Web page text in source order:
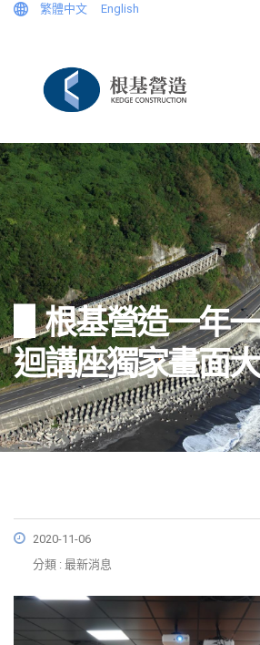
繁體中文 English
▋根基營造一年
迴講座獨家畫面
2020-11-06
分類 : 最新消息